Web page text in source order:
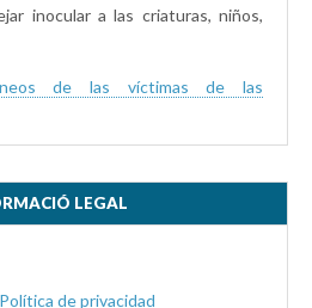
inocular a las criaturas, niños,
de las víctimas de las
LEGAL
de privacidad